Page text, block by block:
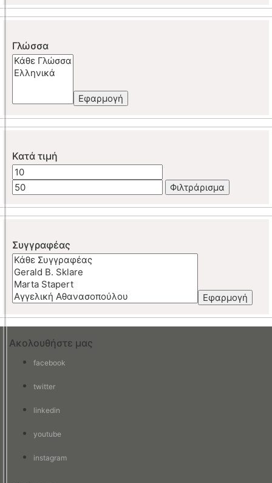
Γλώσσα
Εφαρμογή
Κατά τιμή
Ελάχιστη
τιμή
τιμή
Φιλτράρισμα
Συγγραφέας
Εφαρμογή
Ακολουθήστε μας
facebook
twitter
linkedin
youtube
instagram